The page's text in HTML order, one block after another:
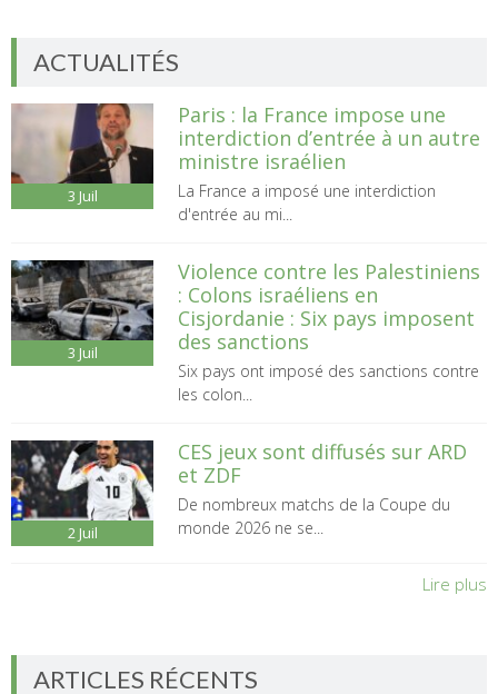
ACTUALITÉS
3 Juil
Paris : la France impose une
interdiction d’entrée à un autre
ministre israélien
La France a imposé une interdiction
d'entrée au mi...
3 Juil
Violence contre les Palestiniens
: Colons israéliens en
Cisjordanie : Six pays imposent
des sanctions
Six pays ont imposé des sanctions contre
les colon...
2 Juil
CES jeux sont diffusés sur ARD
et ZDF
De nombreux matchs de la Coupe du
monde 2026 ne se...
Lire plus
ARTICLES RÉCENTS